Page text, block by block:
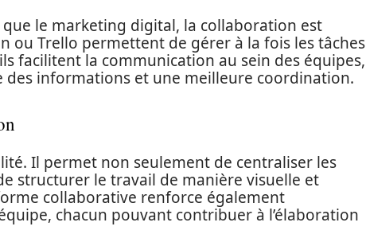
le marketing digital, la collaboration est
ou Trello permettent de gérer à la fois les tâches
facilitent la communication au sein des équipes,
informations et une meilleure coordination.
Il permet non seulement de centraliser les
structurer le travail de manière visuelle et
collaborative renforce également
chacun pouvant contribuer à l’élaboration